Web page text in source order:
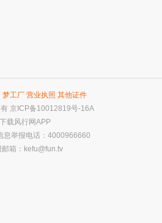
梦工厂 营业执照 其他证件
京ICP备10012819号-16A
下载风行网APP
息举报电话：4000966660
箱： kefu@fun.tv